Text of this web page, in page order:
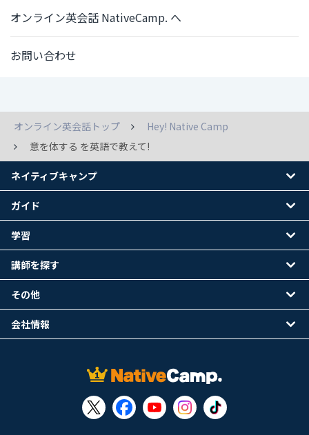
オンライン英会話 NativeCamp. へ
お問い合わせ
オンライン英会話トップ
Hey! Native Camp
意を体する を英語で教えて!
ネイティブキャンプ
ガイド
学習
講師を探す
その他
会社情報